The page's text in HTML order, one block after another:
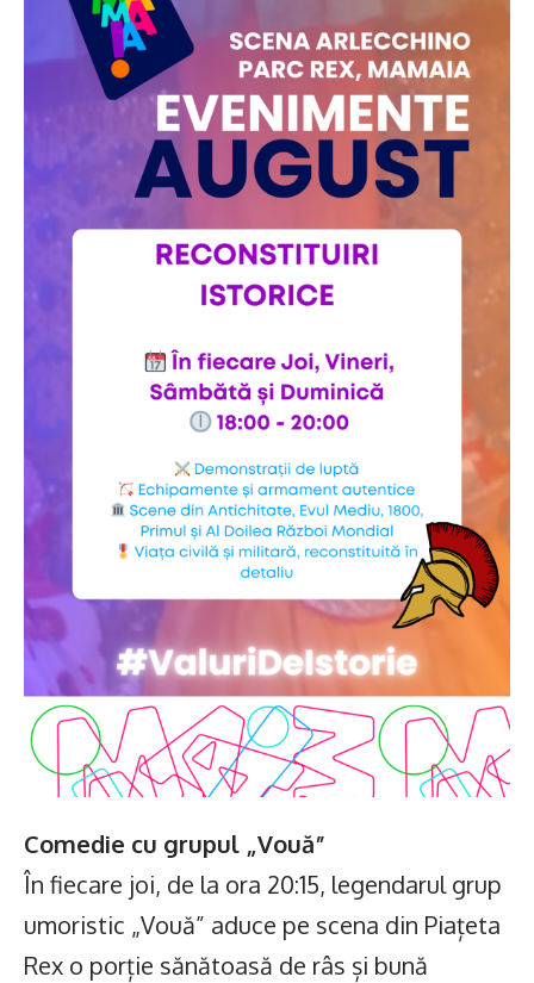
Comedie cu grupul „Vouă”
În fiecare joi, de la ora 20:15, legendarul grup
umoristic „Vouă” aduce pe scena din Piațeta
Rex o porție sănătoasă de râs și bună